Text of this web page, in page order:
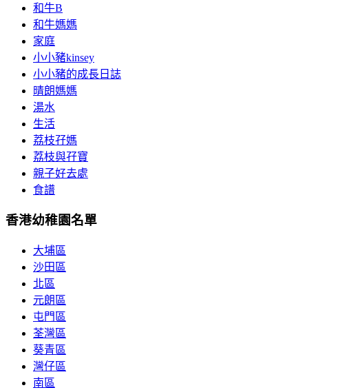
和牛B
和牛媽媽
家庭
小小豬kinsey
小小豬的成長日誌
晴朗媽媽
湯水
生活
荔枝孖媽
荔枝與孖寶
親子好去處
食譜
香港幼稚園名單
大埔區
沙田區
北區
元朗區
屯門區
荃灣區
葵青區
灣仔區
南區